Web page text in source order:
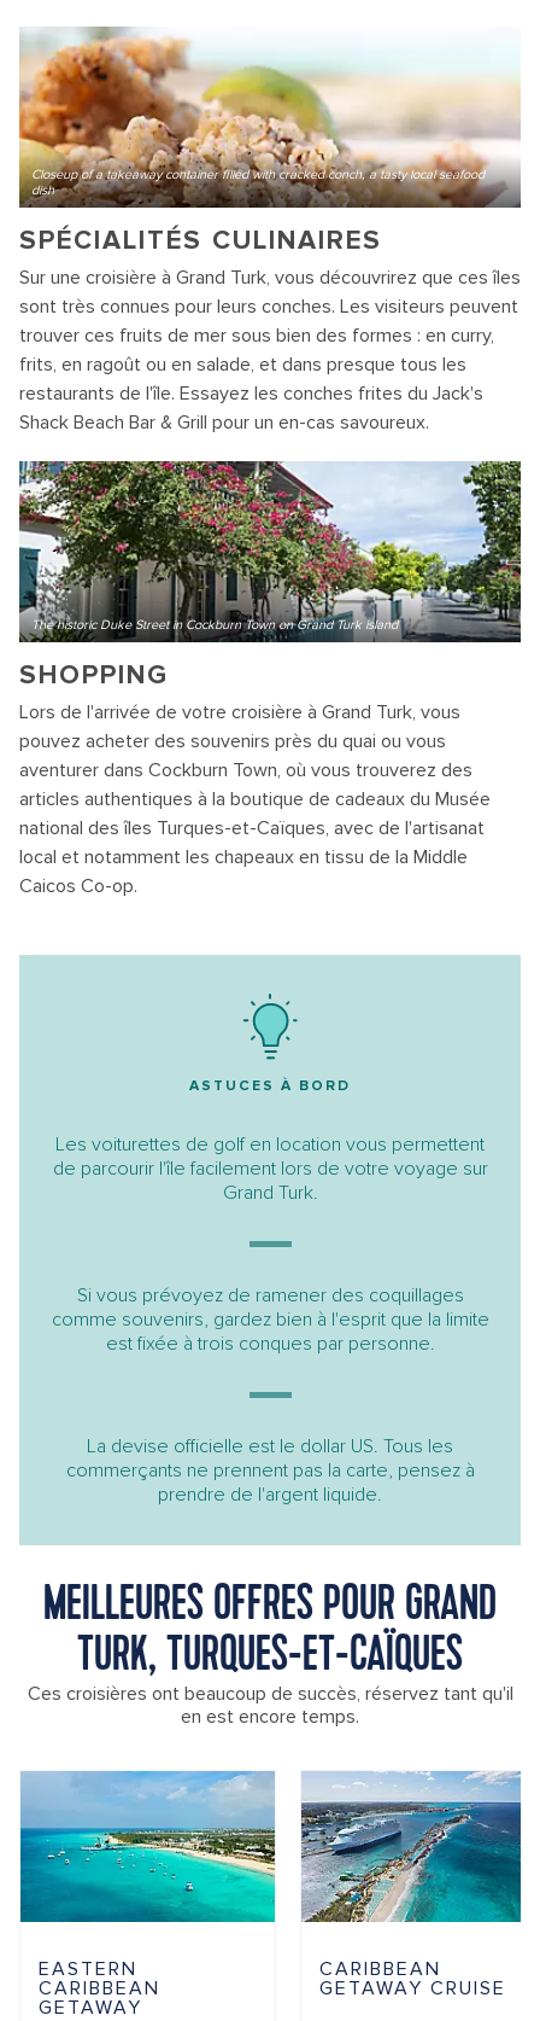
Closeup of a takeaway container filled with cracked conch, a tasty local seafood
dish
SPÉCIALITÉS CULINAIRES
Sur une croisière à Grand Turk, vous découvrirez que ces îles
sont très connues pour leurs conches. Les visiteurs peuvent
trouver ces fruits de mer sous bien des formes : en curry,
frits, en ragoût ou en salade, et dans presque tous les
restaurants de l'île. Essayez les conches frites du Jack's
Shack Beach Bar & Grill pour un en-cas savoureux.
The historic Duke Street in Cockburn Town on Grand Turk island
SHOPPING
Lors de l'arrivée de votre croisière à Grand Turk, vous
pouvez acheter des souvenirs près du quai ou vous
aventurer dans Cockburn Town, où vous trouverez des
articles authentiques à la boutique de cadeaux du Musée
national des îles Turques-et-Caïques, avec de l'artisanat
local et notamment les chapeaux en tissu de la Middle
Caicos Co-op.
ASTUCES À BORD
Les voiturettes de golf en location vous permettent
de parcourir l'île facilement lors de votre voyage sur
Grand Turk.
Si vous prévoyez de ramener des coquillages
comme souvenirs, gardez bien à l'esprit que la limite
est fixée à trois conques par personne.
La devise officielle est le dollar US. Tous les
commerçants ne prennent pas la carte, pensez à
prendre de l'argent liquide.
MEILLEURES OFFRES POUR GRAND
TURK, TURQUES-ET-CAÏQUES
Ces croisières ont beaucoup de succès, réservez tant qu'il
en est encore temps.
EASTERN
CARIBBEAN
GETAWAY
CARIBBEAN
GETAWAY CRUISE